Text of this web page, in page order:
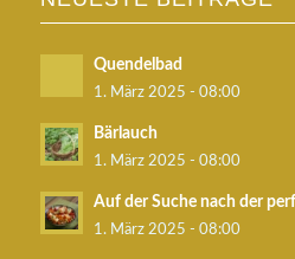
Quendelbad
1. März 2025 - 08:00
Bärlauch
1. März 2025 - 08:00
Auf der Suche nach der
1. März 2025 - 08:00